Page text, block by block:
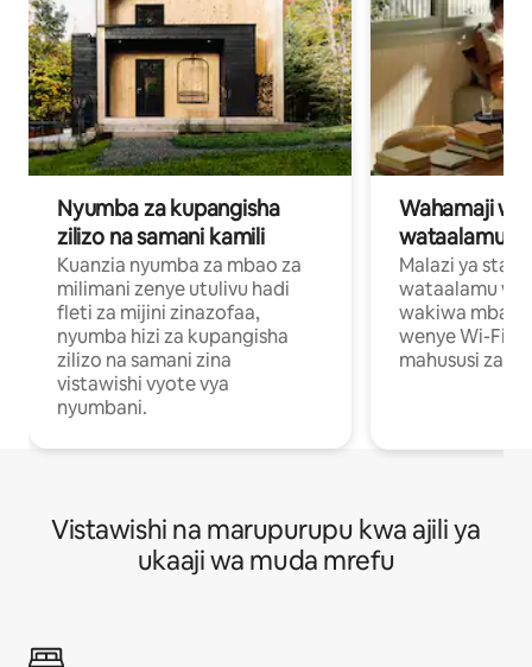
Nyumba za kupangisha
zilizo na samani kamili
Kuanzia nyumba za mbao za
milimani zenye utulivu hadi
fleti za mijini zinazofaa,
nyumba hizi za kupangisha
zilizo na samani zina
vistawishi vyote vya
nyumbani.
Wahamaji
wataalamu
Malazi ya
wataalamu
wakiwa mbali
wenye Wi-Fi
mahususi za
Vistawishi na marupurupu kwa ajili ya
ukaaji wa muda mrefu